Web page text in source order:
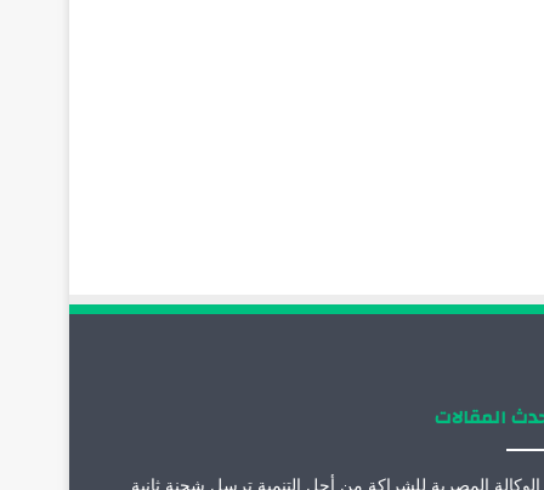
المقالات
الوكالة المصرية للشراكة من أجل التنمية ترسل شحنة ثانية